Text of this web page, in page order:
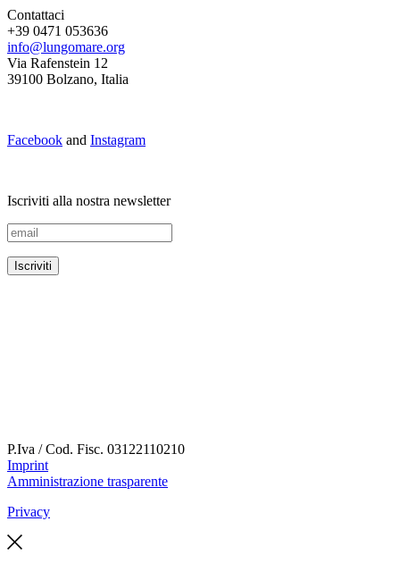
Contattaci
+39 0471 053636
info@lungomare.org
Via Rafenstein 12
39100 Bolzano, Italia
Facebook and Instagram
Iscriviti alla nostra newsletter
P.Iva / Cod. Fisc. 03122110210
Imprint
Amministrazione trasparente
Privacy